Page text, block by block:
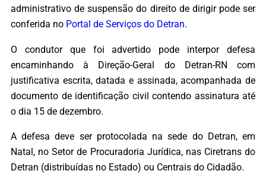
administrativo de suspensão do direito de dirigir pode ser
conferida no Portal de Serviços do Detran.
O condutor que foi advertido pode interpor defesa
encaminhando à Direção-Geral do Detran-RN com
justificativa escrita, datada e assinada, acompanhada de
documento de identificação civil contendo assinatura até
o dia 15 de dezembro.
A defesa deve ser protocolada na sede do Detran, em
Natal, no Setor de Procuradoria Jurídica, nas Ciretrans do
Detran (distribuídas no Estado) ou Centrais do Cidadão.